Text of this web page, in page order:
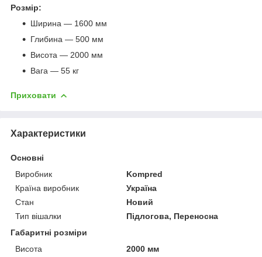
Розмір:
Ширина — 1600 мм
Глибина — 500 мм
Висота — 2000 мм
Вага — 55 кг
Приховати
Характеристики
Основні
Виробник
Kompred
Країна виробник
Україна
Стан
Новий
Тип вішалки
Підлогова, Переносна
Габаритні розміри
Висота
2000 мм